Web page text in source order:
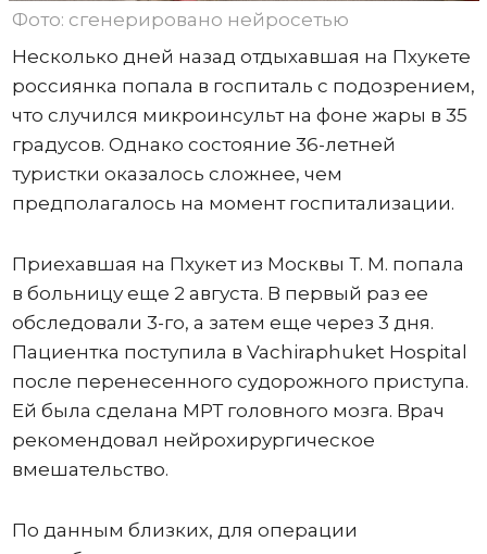
Фото: сгенерировано нейросетью
Несколько дней назад отдыхавшая на Пхукете
россиянка попала в госпиталь с подозрением,
что случился микроинсульт на фоне жары в 35
градусов. Однако состояние 36-летней
туристки оказалось сложнее, чем
предполагалось на момент госпитализации.
Приехавшая на Пхукет из Москвы Т. М. попала
в больницу еще 2 августа. В первый раз ее
обследовали 3-го, а затем еще через 3 дня.
Пациентка поступила в Vachiraphuket Hospital
после перенесенного судорожного приступа.
Ей была сделана МРТ головного мозга. Врач
рекомендовал нейрохирургическое
вмешательство.
По данным близких, для операции